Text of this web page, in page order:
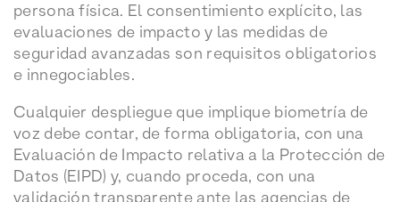
persona física. El consentimiento explícito, las
evaluaciones de impacto y las medidas de
seguridad avanzadas son requisitos obligatorios
e innegociables.
Cualquier despliegue que implique biometría de
voz debe contar, de forma obligatoria, con una
Evaluación de Impacto relativa a la Protección de
Datos (EIPD) y, cuando proceda, con una
validación transparente ante las agencias de